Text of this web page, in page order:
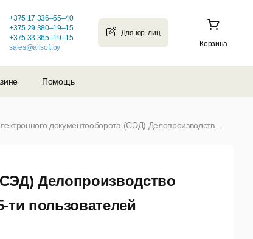
Корзина
+375 17 336–55–40
+375 29 380–19–15
+375 33 365–19–15
sales@allsoft.by
Помощь
Система электронного документооборота (СЭД) Делопроизводство 1.1.0.214 Электронная лицензия от 1го до 15-ти пользователей (от 1 до 15)
Делопроизводство
ти пользователей